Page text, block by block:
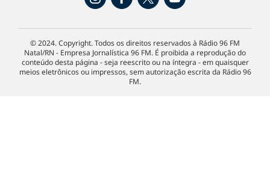
© 2024. Copyright. Todos os direitos reservados à Rádio 96 FM
Natal/RN - Empresa Jornalística 96 FM. É proibida a reprodução do
conteúdo desta página - seja reescrito ou na íntegra - em quaisquer
meios eletrônicos ou impressos, sem autorização escrita da Rádio 96
FM.